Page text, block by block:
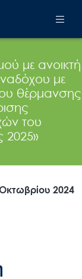
με ανοικτή
με
θέρμανσης
του
2025»
2024